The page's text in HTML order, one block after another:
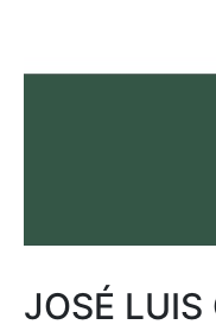
JOSÉ LUIS